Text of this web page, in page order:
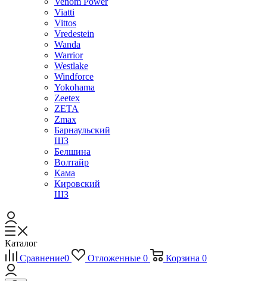
Viatti
Vittos
Vredestein
Wanda
Warrior
Westlake
Windforce
Yokohama
Zeetex
ZETA
Zmax
Барнаульский
ШЗ
Белшина
Волтайр
Кама
Кировский
ШЗ
Каталог
Сравнение0 Отложенные 0 Корзина 0